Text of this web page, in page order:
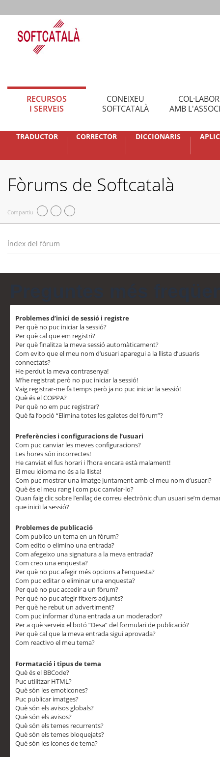
RECURSOS
I SERVEIS
CONEIXEU
SOFTCATALÀ
AMB
TRADUCTOR CORRECTOR DICCIONARIS
Fòrums de Softcatalà
Compartiu
Índex del fòrum
Problemes d’inici de sessió i registre
Per què no puc iniciar la sessió?
Per què cal que em registri?
Per què finalitza la meva sessió automàticament?
Com evito que el meu nom d’usuari aparegui a la llista d’usuaris
connectats?
He perdut la meva contrasenya!
M’he registrat però no puc iniciar la sessió!
Vaig registrar-me fa temps però ja no puc iniciar la sessió!
Què és el COPPA?
Per què no em puc registrar?
Què fa l’opció “Elimina totes les galetes del fòrum”?
Preferències i configuracions de l’usuari
Com puc canviar les meves configuracions?
Les hores són incorrectes!
He canviat el fus horari i l’hora encara està malament!
El meu idioma no és a la llista!
Com puc mostrar una imatge juntament amb el meu nom d’usuari?
Què és el meu rang i com puc canviar-lo?
Quan faig clic sobre l’enllaç de correu electrònic d’un usuari se’m
que iniciï la sessió?
Problemes de publicació
Com publico un tema en un fòrum?
Com edito o elimino una entrada?
Com afegeixo una signatura a la meva entrada?
Com creo una enquesta?
Per què no puc afegir més opcions a l’enquesta?
Com puc editar o eliminar una enquesta?
Per què no puc accedir a un fòrum?
Per què no puc afegir fitxers adjunts?
Per què he rebut un advertiment?
Com puc informar d’una entrada a un moderador?
Per a què serveix el botó “Desa” del formulari de publicació?
Per què cal que la meva entrada sigui aprovada?
Com reactivo el meu tema?
Formatació i tipus de tema
Què és el BBCode?
Puc utilitzar HTML?
Què són les emoticones?
Puc publicar imatges?
Què són els avisos globals?
Què són els avisos?
Què són els temes recurrents?
Què són els temes bloquejats?
Què són les icones de tema?